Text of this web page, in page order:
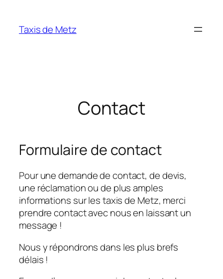
contenu
Taxis de Metz
Contact
Formulaire de contact
Pour une demande de contact, de devis,
une réclamation ou de plus amples
informations sur les taxis de Metz, merci
prendre contact avec nous en laissant un
message !
Nous y répondrons dans les plus brefs
délais !